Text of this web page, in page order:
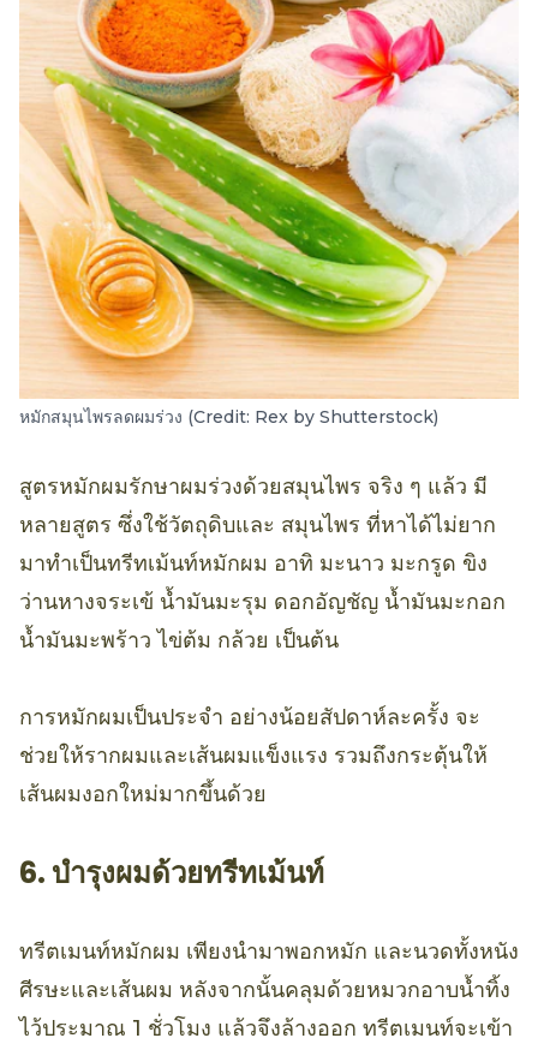
หมักสมุนไพรลดผมร่วง (Credit: Rex by Shutterstock)
สูตรหมักผมรักษาผมร่วงด้วยสมุนไพร จริง ๆ แล้ว มี
หลายสูตร ซึ่งใช้วัตถุดิบและ สมุนไพร ที่หาได้ไม่ยาก
มาทำเป็นทรีทเม้นท์หมักผม อาทิ มะนาว มะกรูด ขิง
ว่านหางจระเข้ น้ำมันมะรุม ดอกอัญชัญ น้ำมันมะกอก
น้ำมันมะพร้าว ไข่ต้ม กล้วย เป็นต้น
การหมักผมเป็นประจำ อย่างน้อยสัปดาห์ละครั้ง จะ
ช่วยให้รากผมและเส้นผมแข็งแรง รวมถึงกระตุ้นให้
เส้นผมงอกใหม่มากขึ้นด้วย
6. บำรุงผมด้วยทรีทเม้นท์
ทรีตเมนท์หมักผม เพียงนำมาพอกหมัก และนวดทั้งหนัง
ศีรษะและเส้นผม หลังจากนั้นคลุมด้วยหมวกอาบน้ำทิ้ง
ไว้ประมาณ 1 ชั่วโมง แล้วจึงล้างออก ทรีตเมนท์จะเข้า